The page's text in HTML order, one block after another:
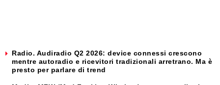
Radio. Audiradio Q2 2026: device connessi crescono
mentre autoradio e ricevitori tradizionali arretrano. Ma è
presto per parlare di trend